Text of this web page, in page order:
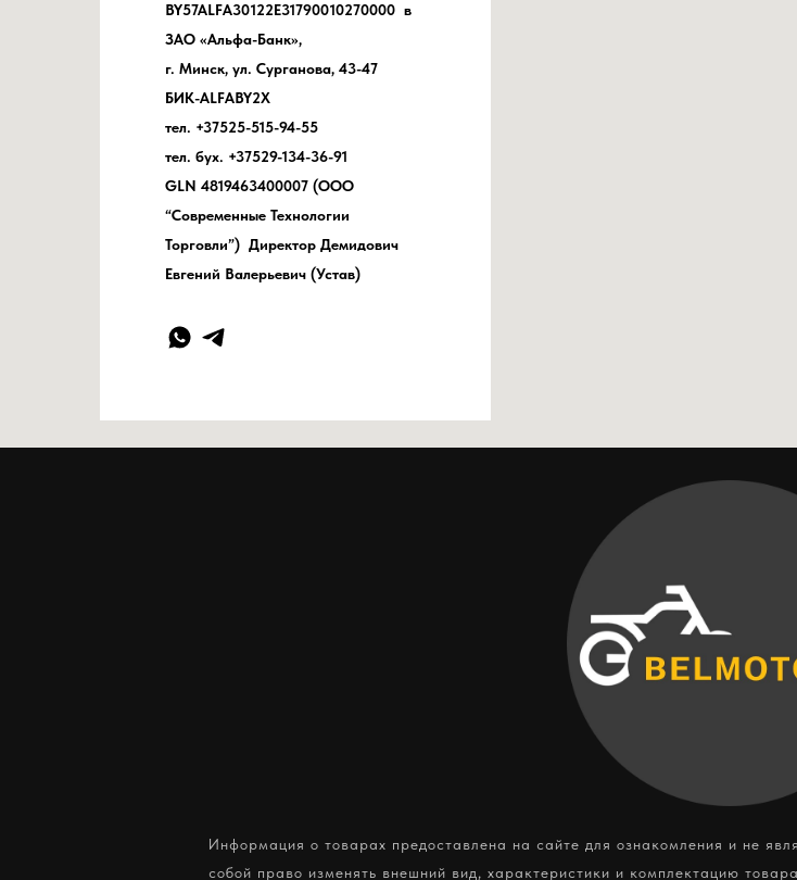
BY57ALFA30122E31790010270000 в
ЗАО «Альфа-Банк»,
г. Минск, ул. Сурганова, 43-47
БИК-ALFABY2X
тел. +37525-515-94-55
тел. бух. +37529-134-36-91
GLN 4819463400007 (ООО
“Современные Технологии
Торговли”) Директор Демидович
Евгений Валерьевич (Устав)
Информация о товарах предоставлена на сайте для ознакомления и не
собой право изменять внешний вид, характеристики и комплектацию